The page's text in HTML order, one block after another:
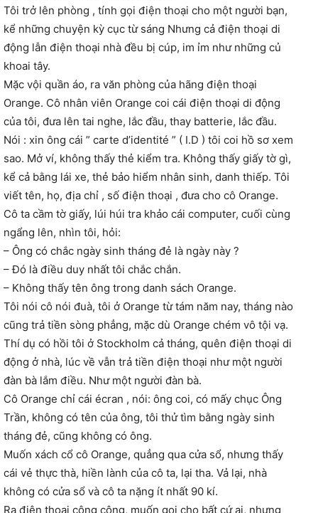
Tôi trở lên phòng , tính gọi điện thoại cho một người bạn,
kể những chuyện kỳ cục từ sáng Nhưng cả điện thoại di
động lẫn điện thoại nhà đều bị cúp, im ỉm như những củ
khoai tây.
Mặc vội quần áo, ra văn phòng của hãng điện thoại
Orange. Cô nhân viên Orange coi cái điện thoại di động
của tôi, đưa lên tai nghe, lắc đầu, thay batterie, lắc đầu.
Nói : xin ông cái ” carte d’identité ” ( I.D ) tôi coi hồ sơ xem
sao. Mở ví, không thấy thẻ kiểm tra. Không thấy giấy tờ gì,
kể cả bằng lái xe, thẻ bảo hiểm nhân sinh, danh thiếp. Tôi
viết tên, họ, địa chỉ , số điện thoại , đưa cho cô Orange.
Cô ta cầm tờ giấy, lúi húi tra khảo cái computer, cuối cùng
ngẩng lên, nhìn tôi, hỏi:
– Ông có chắc ngày sinh tháng đẻ là ngày này ?
– Đó là điều duy nhất tôi chắc chắn.
– Không thấy tên ông trong danh sách Orange.
Tôi nói cô nói đuà, tôi ở Orange từ tám năm nay, tháng nào
cũng trả tiền sòng phẳng, mặc dù Orange chém vô tội vạ.
Thí dụ có hồi tôi ở Stockholm cả tháng, quên điện thoại di
động ở nhà, lúc về vẫn trả tiền điện thoại như một người
đàn bà lắm điều. Như một người đàn bà.
Cô Orange chỉ cái écran , nói: ông coi, có mấy chục Ông
Trần, không có tên của ông, tôi thử tìm bằng ngày sinh
tháng đẻ, cũng không có ông.
Muốn xách cổ cô Orange, quẳng qua cửa sổ, nhưng thấy
cái vẻ thực thà, hiền lành của cô ta, lại tha. Vả lại, nhà
không có cửa sổ và cô ta nặng ít nhất 90 kí.
Ra điện thoại công cộng, muốn gọi cho bất cứ ai, nhưng